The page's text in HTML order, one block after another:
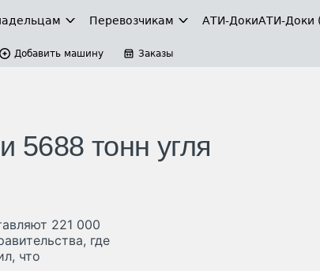
Перевозчикам АТИ-ДокиАТИ-Доки
Добавить машину Заказы
5688 тонн угля
221 000
где
что